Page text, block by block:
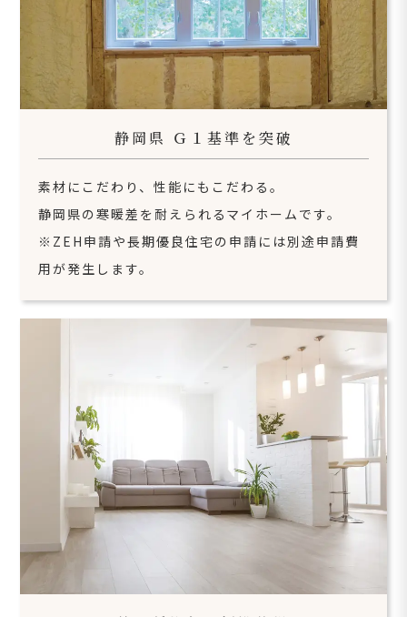
静岡県 Ｇ１基準を突破
素材にこだわり、性能にもこだわる。
静岡県の寒暖差を耐えられるマイホームです。
※ZEH申請や長期優良住宅の申請には別途申請費
用が発生します。